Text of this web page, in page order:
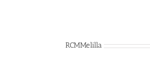
RCMMelilla